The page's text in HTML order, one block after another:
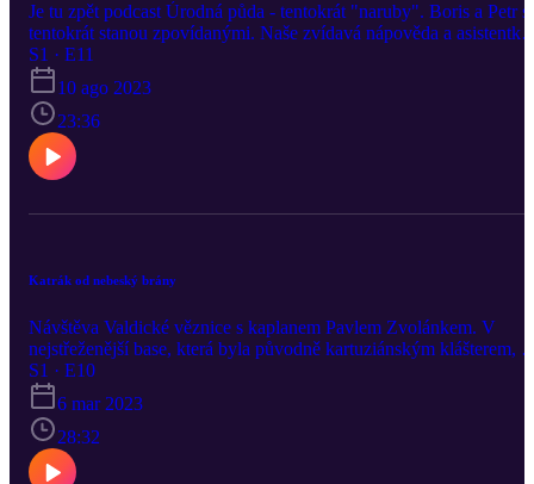
Je tu zpět podcast Úrodná půda - tentokrát "naruby". Boris a Petr
tentokrát stanou zpovídanými. Naše zvídavá nápověda a asistentka
režiséra Jana Jungvirtová se pokusí odkrýt, co je na divadle baví,
nebo jak spolupracují při přípravě divadelních inscenací. A Jana
ještě dodává: Po nahrávání podcastu jsem přemýšlela, jak ho
správně pojmenovat. Jak je obráceně Úrodná půda? Napadla mě
"Hluboká orba". To se pro naše povídání dobře hodí a zdá se mi,
i pro tvorbu Petra a Borise. Ať se vám dobře poslouchá."
S1 · E11
10 ago 2023
23:36
Katrák od nebeský brány
Návštěva Valdické věznice s kaplanem Pavlem Zvolánkem. V
nejstřeženější base, která byla původně kartuziánským klášterem, si
budeme povídat o hledání víry, o druhé šanci a o tom, jestli se
člověk rodí jako hříšník. Na konci reportáže zjistíte, jestli se
jednomu z nás narodil syn, zatímco jsme byli zavření ve vězení.
S1 · E10
6 mar 2023
28:32